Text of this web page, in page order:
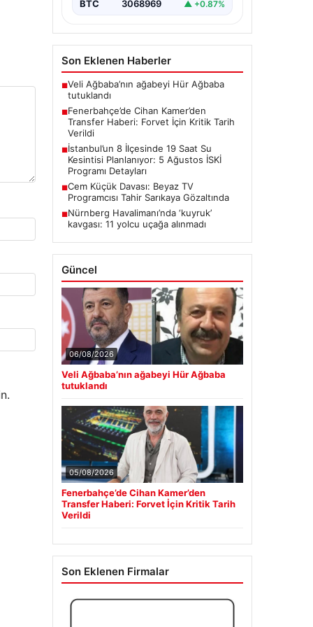
BTC 3068969 ▲ +0.87%
Son Eklenen Haberler
■Veli Ağbaba’nın ağabeyi Hür Ağbaba
tutuklandı
■Fenerbahçe’de Cihan Kamer’den
Transfer Haberi: Forvet İçin Kritik Tarih
Verildi
■İstanbul’un 8 İlçesinde 19 Saat Su
Kesintisi Planlanıyor: 5 Ağustos İSKİ
Programı Detayları
■Cem Küçük Davası: Beyaz TV
Programcısı Tahir Sarıkaya Gözaltında
■Nürnberg Havalimanı’nda ‘kuyruk’
kavgası: 11 yolcu uçağa alınmadı
Güncel
06/08/2026
Veli Ağbaba’nın ağabeyi Hür Ağbaba
tutuklandı
05/08/2026
Fenerbahçe’de Cihan Kamer’den
Transfer Haberi: Forvet İçin Kritik Tarih
Verildi
Son Eklenen Firmalar